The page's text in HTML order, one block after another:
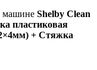
машине Shelby Clean
пластиковая
+ Стяжка